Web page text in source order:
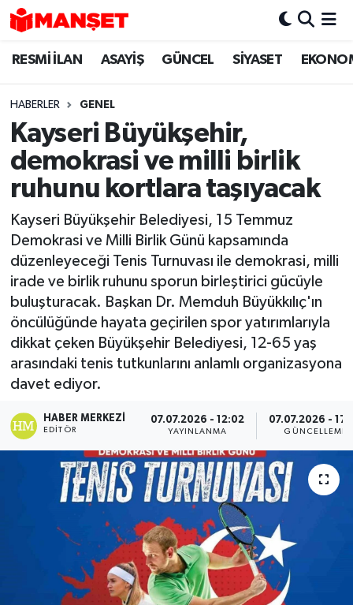
RESMİ İLAN ASAYİŞ GÜNCEL SİYASET
HABERLER GENEL
Kayseri Büyükşehir,
demokrasi ve milli birlik
ruhunu kortlara taşıyacak
Kayseri Büyükşehir Belediyesi, 15 Temmuz
Demokrasi ve Milli Birlik Günü kapsamında
düzenleyeceği Tenis Turnuvası ile demokrasi, milli
irade ve birlik ruhunu sporun birleştirici gücüyle
buluşturacak. Başkan Dr. Memduh Büyükkılıç'ın
öncülüğünde hayata geçirilen spor yatırımlarıyla
dikkat çeken Büyükşehir Belediyesi, 12-65 yaş
arasındaki tenis tutkunlarını anlamlı organizasyona
davet ediyor.
HABER MERKEZI
EDITÖR
07.07.2026 - 12:02
YAYINLANMA
07.07.2026 -
GÜNCELLEME
Hava Durumu
Trafik Durumu
Süper Lig Puan Durumu ve Fikstür
Tüm Manşetler
Son Dakika Haberleri
Haber Arşivi